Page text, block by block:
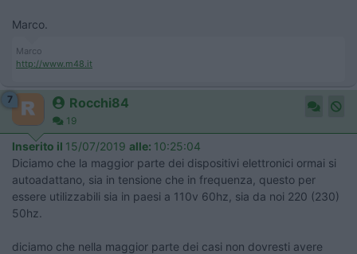
Marco.
Marco
http://www.m48.it
7 Rocchi84
19
Inserito il 15/07/2019 alle: 10:25:04
Diciamo che la maggior parte dei dispositivi elettronici ormai si
autoadattano, sia in tensione che in frequenza, questo per
essere utilizzabili sia in paesi a 110v 60hz, sia da noi 220 (230)
50hz.
diciamo che nella maggior parte dei casi non dovresti avere